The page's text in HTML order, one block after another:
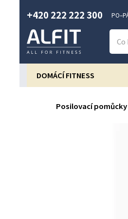
+420 222 222 300
DOMÁCÍ FITNESS
Posilovací pomůcky